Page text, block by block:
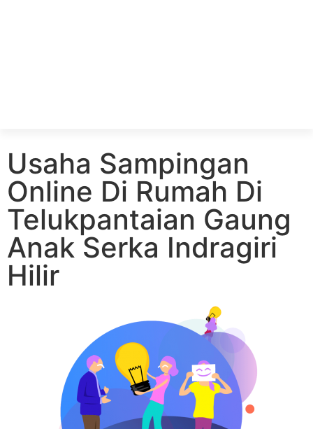
Usaha Sampingan
Online Di Rumah Di
Telukpantaian Gaung
Anak Serka Indragiri
Hilir